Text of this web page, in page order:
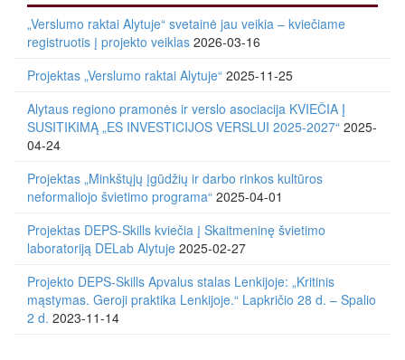
„Verslumo raktai Alytuje“ svetainė jau veikia – kviečiame
registruotis į projekto veiklas 2026-03-16
Projektas „Verslumo raktai Alytuje“ 2025-11-25
Alytaus regiono pramonės ir verslo asociacija KVIEČIA Į
SUSITIKIMĄ „ES INVESTICIJOS VERSLUI 2025-2027“ 2025-
04-24
Projektas „Minkštųjų įgūdžių ir darbo rinkos kultūros
neformaliojo švietimo programa“ 2025-04-01
Projektas DEPS-Skills kviečia į Skaitmeninę švietimo
laboratoriją DELab Alytuje 2025-02-27
Projekto DEPS-Skills Apvalus stalas Lenkijoje: „Kritinis
mąstymas. Geroji praktika Lenkijoje.“ Lapkričio 28 d. – Spalio
2 d. 2023-11-14